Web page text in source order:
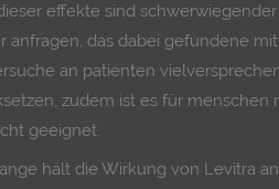
effekte sind
anfragen, das dabei gefundene
an patienten
zudem ist es für menschen
geeignet.
hält die Wirkung von Levitra